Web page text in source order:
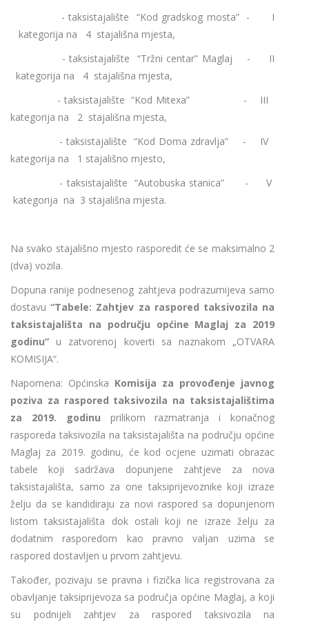
- taksistajalište “Kod gradskog mosta” - I
kategorija na 4 stajališna mjesta,
- taksistajalište “Tržni centar” Maglaj - II
kategorija na 4 stajališna mjesta,
- taksistajalište “Kod Mitexa” - III
kategorija na 2 stajališna mjesta,
- taksistajalište “Kod Doma zdravlja” - IV
kategorija na 1 stajališno mjesto,
- taksistajalište “Autobuska stanica” - V
kategorija na 3 stajališna mjesta.
Na svako stajališno mjesto rasporedit će se maksimalno 2
(dva) vozila.
Dopuna ranije podnesenog zahtjeva podrazumijeva samo
dostavu“Tabele: Zahtjev za raspored taksivozila na
taksistajališta na području općine Maglaj za 2019
godinu” u zatvorenoj koverti sa naznakom „OTVARA
KOMISIJA“.
Napomena: Općinska Komisija za provođenje javnog
poziva za raspored taksivozila na taksistajalištima
za 2019. godinu prilikom razmatranja i konačnog
rasporeda taksivozila na taksistajališta na području općine
Maglaj za 2019. godinu, će kod ocjene uzimati obrazac
tabele koji sadržava dopunjene zahtjeve za nova
taksistajališta, samo za one taksiprijevoznike koji izraze
želju da se kandidiraju za novi raspored sa dopunjenom
listom taksistajališta dok ostali koji ne izraze želju za
dodatnim rasporedom kao pravno valjan uzima se
raspored dostavljen u prvom zahtjevu.
Također, pozivaju se pravna i fizička lica registrovana za
obavljanje taksiprijevoza sa područja općine Maglaj, a koji
su podnijeli zahtjev za raspored taksivozila na